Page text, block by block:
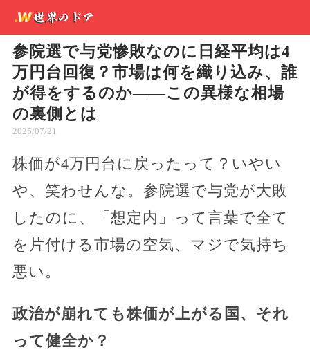
参院選で与党惨敗なのに日経平均は4
万円台回復？市場は何を織り込み、誰
が得をするのか――この異様な相場
の裏側とは
2025/07/21
株価が4万円台に戻ったって？いやい
や、笑わせんな。参院選で与党が大敗
したのに、「想定内」って言葉で全て
を片付ける市場の空気、マジで気持ち
悪い。
政治が崩れても株価が上がる国、それ
って健全か？